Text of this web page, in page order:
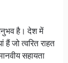
है। देश में
जो त्वरित राहत
सहायता